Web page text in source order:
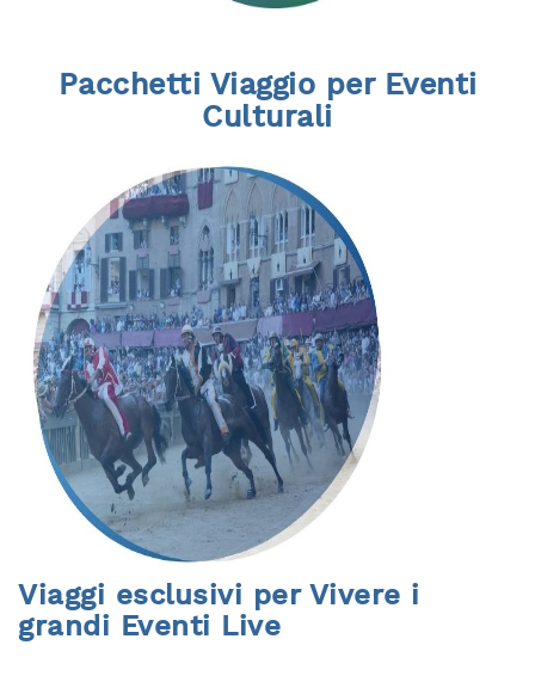
Pacchetti Viaggio per Eventi
Culturali
Viaggi esclusivi per Vivere i
grandi Eventi Live